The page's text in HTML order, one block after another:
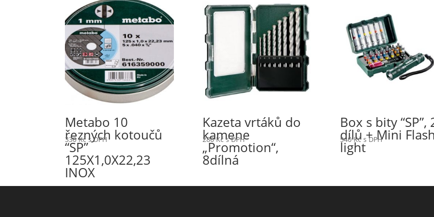
Metabo 10
řezných kotoučů
“SP”
125X1,0X22,23
INOX
330Kč s DPH
Kazeta vrtáků do
kamene
„Promotion“,
8dílná
280Kč s DPH
Box s bity “SP”,
dílů + Mini
light
540Kč s DPH